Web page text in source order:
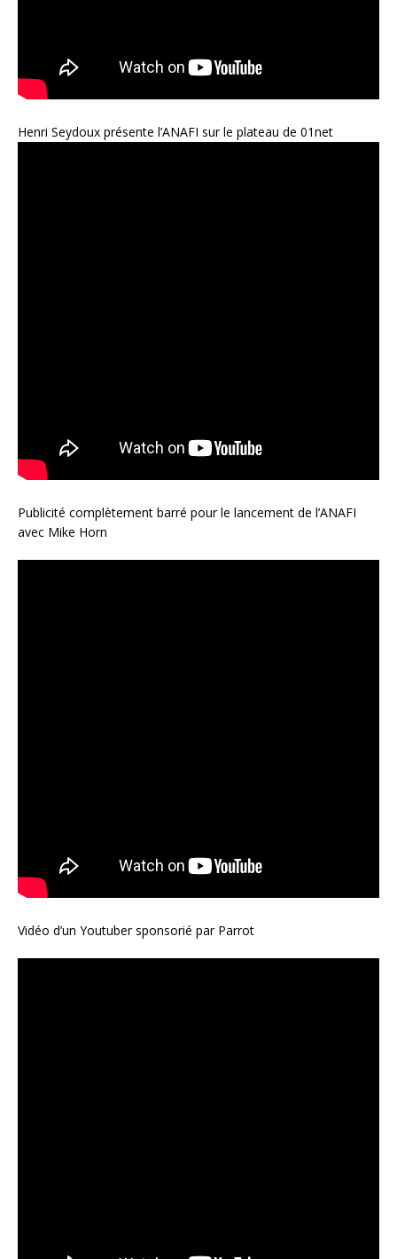
Henri Seydoux présente l’ANAFI sur le plateau de 01net
Publicité complètement barré pour le lancement de l’ANAFI
avec Mike Horn
Vidéo d’un Youtuber sponsorié par Parrot